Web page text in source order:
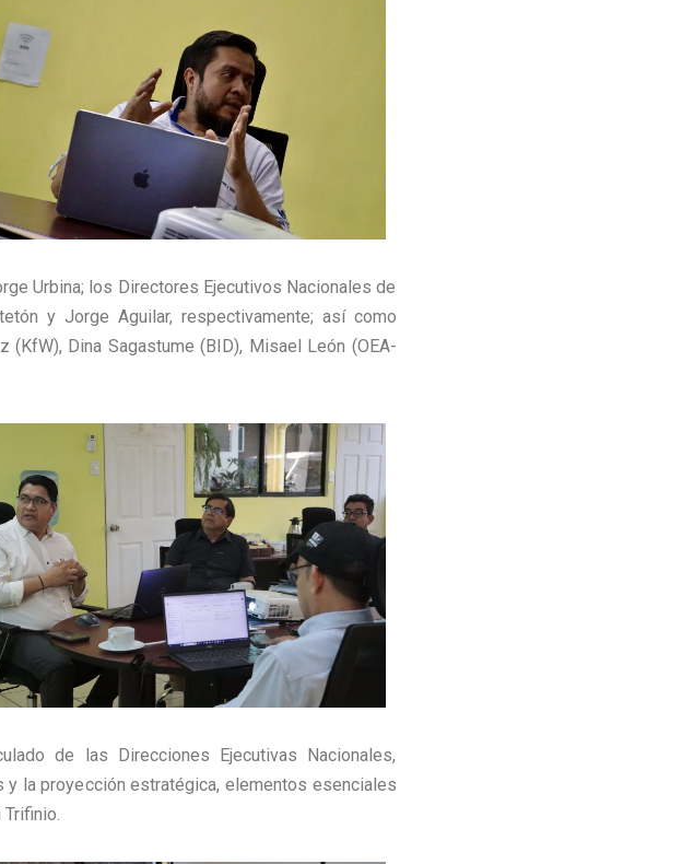
Urbina; los Directores Ejecutivos Nacionales de
y Jorge Aguilar, respectivamente; así como
Dina Sagastume (BID), Misael León (OEA-
de las Direcciones Ejecutivas Nacionales,
la proyección estratégica, elementos esenciales